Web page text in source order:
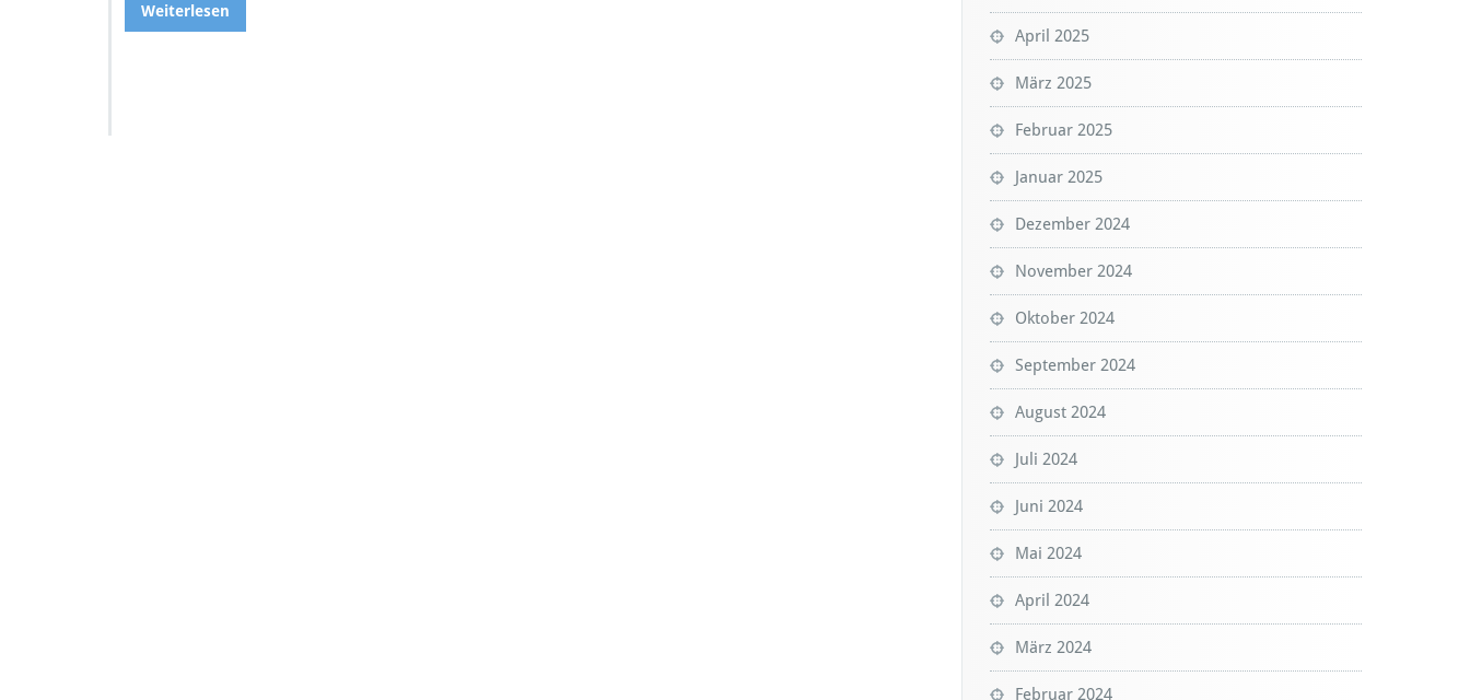
Weiterlesen
April 2025
März 2025
Februar 2025
Januar 2025
Dezember 2024
November 2024
Oktober 2024
September 2024
August 2024
Juli 2024
Juni 2024
Mai 2024
April 2024
März 2024
Februar 2024